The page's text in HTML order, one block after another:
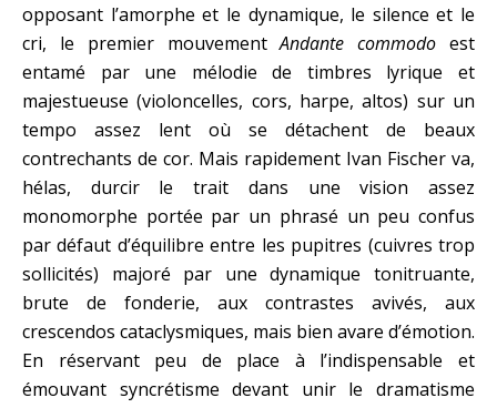
opposant l’amorphe et le dynamique, le silence et le
cri, le premier mouvementAndante commodo est
entamé par une mélodie de timbres lyrique et
majestueuse (violoncelles, cors, harpe, altos) sur un
tempo assez lent où se détachent de beaux
contrechants de cor. Mais rapidement Ivan Fischer va,
hélas, durcir le trait dans une vision assez
monomorphe portée par un phrasé un peu confus
par défaut d’équilibre entre les pupitres (cuivres trop
sollicités) majoré par une dynamique tonitruante,
brute de fonderie, aux contrastes avivés, aux
crescendos cataclysmiques, mais bien avare d’émotion.
En réservant peu de place à l’indispensable et
émouvant syncrétisme devant unir le dramatisme